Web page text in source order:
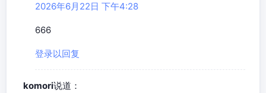
2026年6月22日 下午4:28
666
登录以回复
komori说道：